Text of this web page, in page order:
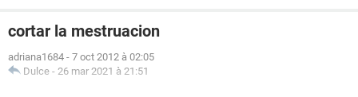
cortar la mestruacion
adriana1684 - 7 oct 2012 à 02:05
Dulce - 26 mar 2021 à 21:51